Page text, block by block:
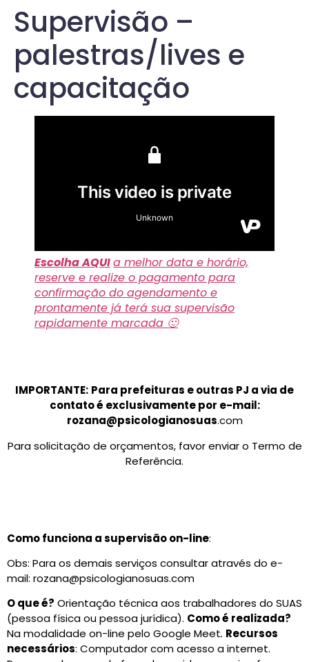
Supervisão –
palestras/lives e
capacitação
Escolha AQUIa melhor data e horário,
reserve e realize o pagamento para
confirmação do agendamento e
prontamente já terá sua supervisão
rapidamente marcada 🙂
IMPORTANTE: Para prefeituras e outras PJ a via de
contato é exclusivamente por e-mail:
rozana@psicologianosuas.com
Para solicitação de orçamentos, favor enviar o Termo de
Referência.
Como funciona a supervisão on-line:
Obs: Para os demais serviços consultar através do e-
mail: rozana@psicologianosuas.com
O que é? Orientação técnica aos trabalhadores do SUAS
(pessoa física ou pessoa jurídica). Como é realizada?
Na modalidade on-line pelo Google Meet. Recursos
necessários: Computador com acesso a internet.